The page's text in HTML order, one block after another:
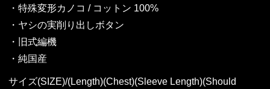
・特殊変形カノコ / コットン 100%
・ヤシの実削り出しボタン
・旧式編機
・純国産
サイズ(SIZE)/(Length)(Chest)(Sleeve Length)(Should